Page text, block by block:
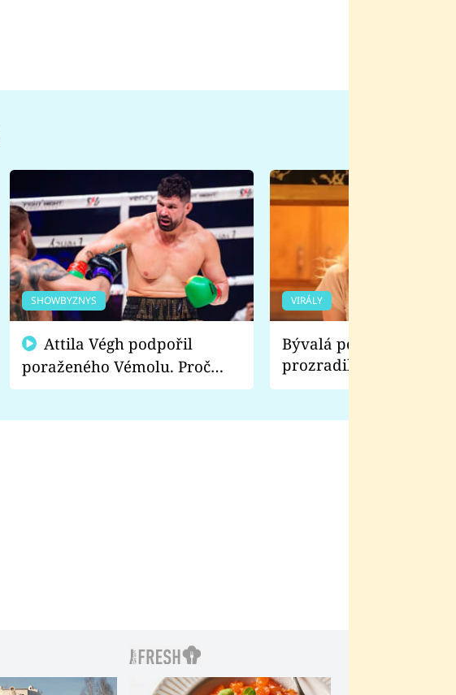
SHOWBYZNYS
poraženého Vémolu. Proč
chce raději zápasit s ním než
VIRÁLY
Bývalá pornoherečka
prozradila, co ji
natáčení Euforie.